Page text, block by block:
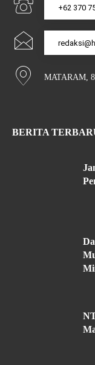
+62 370
MATARAM,
BERITA